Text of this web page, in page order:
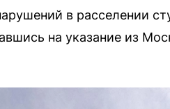
в расселении
на указание из